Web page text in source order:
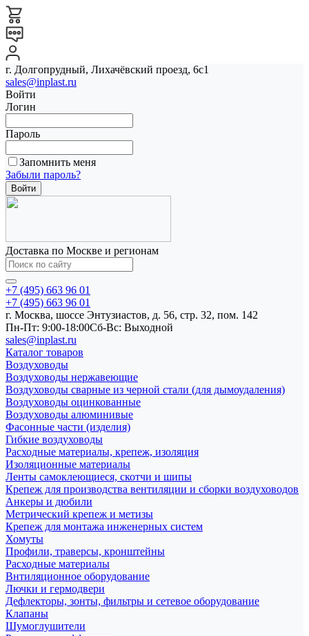
г. Долгопрудный, Лихачёвский проезд, 6с1
sales@inplast.ru
Войти
Логин
Пароль
Запомнить меня
Забыли пароль?
Доставка по Москве и регионам
+7 (495) 663 96 01
+7 (495) 663 96 01
г. Москва, шоссе Энтузиастов, д. 56, стр. 32, пом. 142
Пн-Пт: 9:00-18:00Cб-Вс: Выходной
sales@inplast.ru
Каталог товаров
Воздуховоды
Воздуховоды нержавеющие
Воздуховоды сварные из черной стали (для дымоудаления)
Воздуховоды оцинкованные
Воздуховоды алюминивые
Фасонные части (изделия)
Гибкие воздуховоды
Расходные материалы, крепеж, изоляция
Изоляционные материалы
Ленты самоклеющиеся, скотчи и шипы
Крепеж для производства вентиляции и сборки воздуховодов
Анкеры и дюбили
Метрический крепеж и метизы
Крепеж для монтажа инженерных систем
Хомуты
Профили, траверсы, кронштейны
Расходные материалы
Внтиляционное оборудование
Лючки и гермодвери
Дефлекторы, зонты, фильтры и сетевое оборудование
Клапаны
Шумоглушители